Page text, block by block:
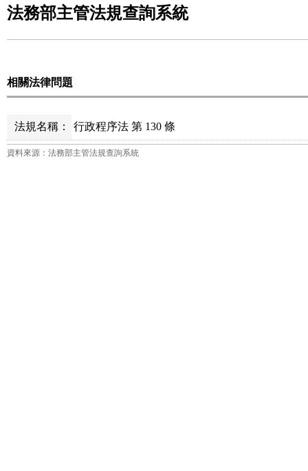
法務部主管法規查詢系統
相關法律問題
法規名稱： 行政程序法 第 130 條
資料來源：法務部主管法規查詢系統